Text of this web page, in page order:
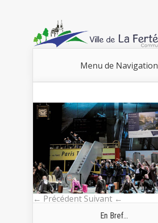
Menu de Navigation
← Précédent Suivant ←
En Bref...